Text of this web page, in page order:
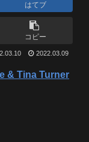
はてブ
コピー
2022.03.09
& Tina Turner